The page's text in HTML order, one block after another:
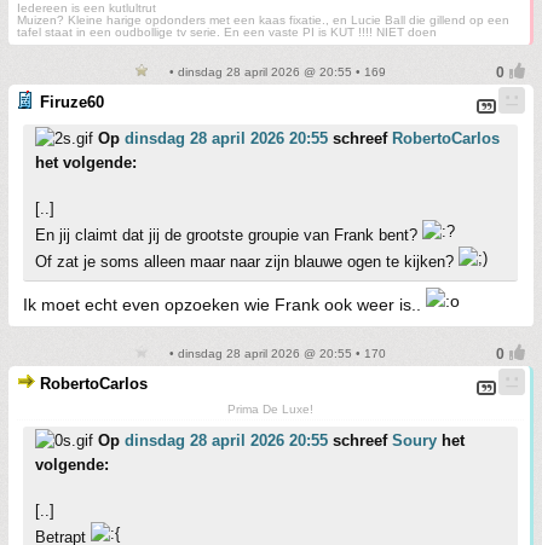
Iedereen is een kutlultrut
Muizen? Kleine harige opdonders met een kaas fixatie., en Lucie Ball die gillend op een
tafel staat in een oudbollige tv serie. En een vaste PI is KUT !!!! NIET doen
• dinsdag 28 april 2026 @ 20:55 • 169
Firuze60
Op dinsdag 28 april 2026 20:55 schreef RobertoCarlos
het volgende:
[..]
En jij claimt dat jij de grootste groupie van Frank bent?
Of zat je soms alleen maar naar zijn blauwe ogen te kijken?
Ik moet echt even opzoeken wie Frank ook weer is..
• dinsdag 28 april 2026 @ 20:55 • 170
RobertoCarlos
Prima De Luxe!
Op dinsdag 28 april 2026 20:55 schreef Soury het
volgende:
[..]
Betrapt